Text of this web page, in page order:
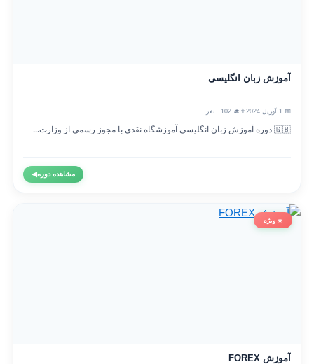
آموزش زبان انگلیسی
👨‍🎓 102+ نفر
🇬🇧 دوره آموزش زبان انگلیسی آموزشگاه نقدی با مجوز رسمی از وزارت...
مشاهده دوره◀
⭐ ویژه
آموزش FOREX